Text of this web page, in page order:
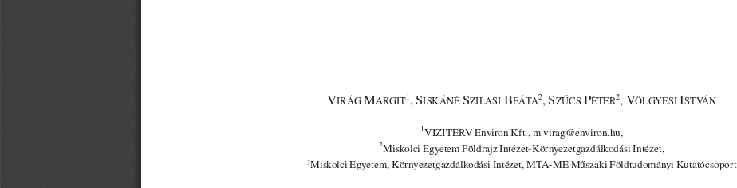
VIRÁG MARGIT1, SISKÁNÉ SZILASI BEÁTA2, SZŰCS PÉTER2, VÖLGYESI ISTVÁN
1VIZITERV Environ Kft., m.virag@environ.hu,
2Miskolci Egyetem Földrajz Intézet-Környezetgazdálkodási Intézet,
3Miskolci Egyetem, Környezetgazdálkodási Intézet, MTA-ME Műszaki Földtudományi Kutatócsoport